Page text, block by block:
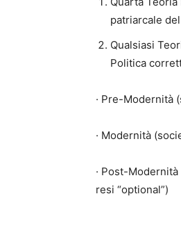
patriarcale
Qualsiasi
Politica
· Pre-Modernità
· Modernità
· Post-
resi “optional”)